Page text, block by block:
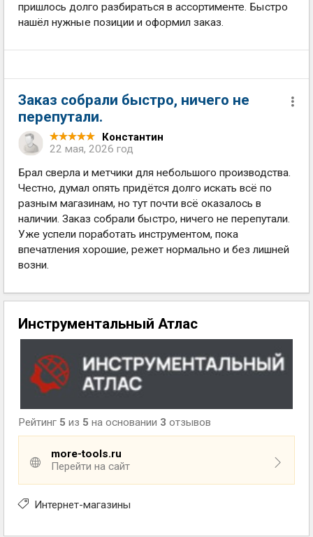
пришлось долго разбираться в ассортименте. Быстро
нашёл нужные позиции и оформил заказ.
Заказ собрали быстро, ничего не
перепутали.
Константин
22 мая, 2026 год
Брал сверла и метчики для небольшого производства.
Честно, думал опять придётся долго искать всё по
разным магазинам, но тут почти всё оказалось в
наличии. Заказ собрали быстро, ничего не перепутали.
Уже успели поработать инструментом, пока
впечатления хорошие, режет нормально и без лишней
возни.
Инструментальный Атлас
Рейтинг 5 из 5 на основании 3 отзывов
more-tools.ru
Перейти на сайт
Интернет-магазины